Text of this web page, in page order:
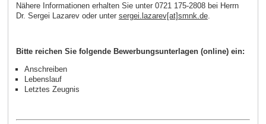
Nähere Informationen erhalten Sie unter 0721 175-2808 bei Herrn
Dr. Sergei Lazarev oder unter sergei.lazarev[at]smnk.de.
Bitte reichen Sie folgende Bewerbungsunterlagen (online) ein:
Anschreiben
Lebenslauf
Letztes Zeugnis